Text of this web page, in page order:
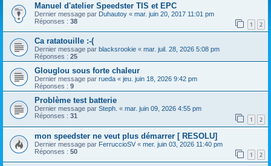
Manuel d'atelier Speedster TIS et EPC
Dernier message par Duhautoy « mar. juin 20, 2017 11:01 pm
Réponses : 38 1 2
Ca ratatouille :-(
Dernier message par blacksrookie « mar. juil. 28, 2026 5:08 pm
Réponses : 25
Glouglou sous forte chaleur
Dernier message par rueda « jeu. juin 18, 2026 9:42 pm
Réponses : 9
Problème test batterie
Dernier message par Steph. « mar. juin 09, 2026 4:55 pm
Réponses : 31 1 2
mon speedster ne veut plus démarrer [ RESOLU]
Dernier message par FerruccioSV « mer. juin 03, 2026 11:40 pm
Réponses : 50 1 2